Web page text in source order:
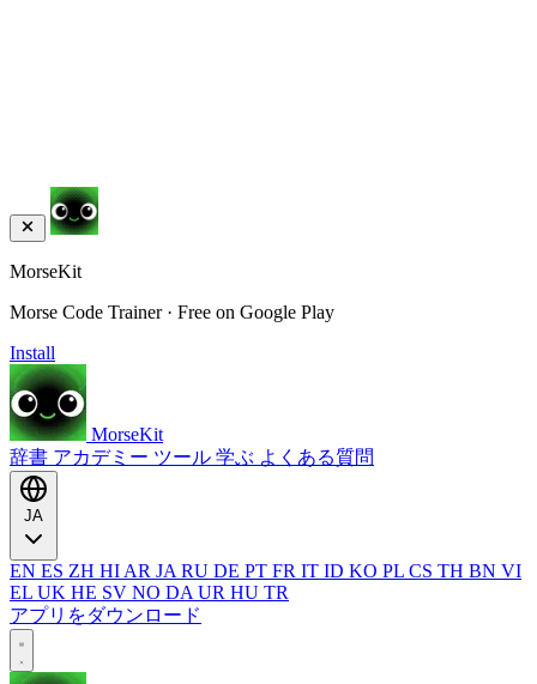
MorseKit
Morse Code Trainer · Free on Google Play
Install
MorseKit
辞書 アカデミー ツール 学ぶ よくある質問
EN ES ZH HI AR JA RU DE PT FR IT ID KO PL CS TH BN VI
EL UK HE SV NO DA UR HU TR
アプリをダウンロード